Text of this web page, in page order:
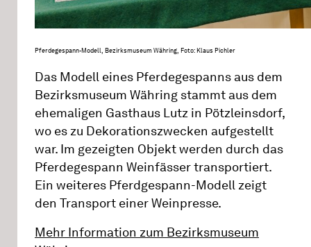
Pferdegespann-Modell, Bezirksmuseum Währing, Foto: Klaus Pichler
Das Modell eines Pferdegespanns aus dem
Bezirksmuseum Währing stammt aus dem
ehemaligen Gasthaus Lutz in Pötzleinsdorf,
wo es zu Dekorationszwecken aufgestellt
war. Im gezeigten Objekt werden durch das
Pferdegespann Weinfässer transportiert.
Ein weiteres Pferdgespann-Modell zeigt
den Transport einer Weinpresse.
Mehr Information zum Bezirksmuseum